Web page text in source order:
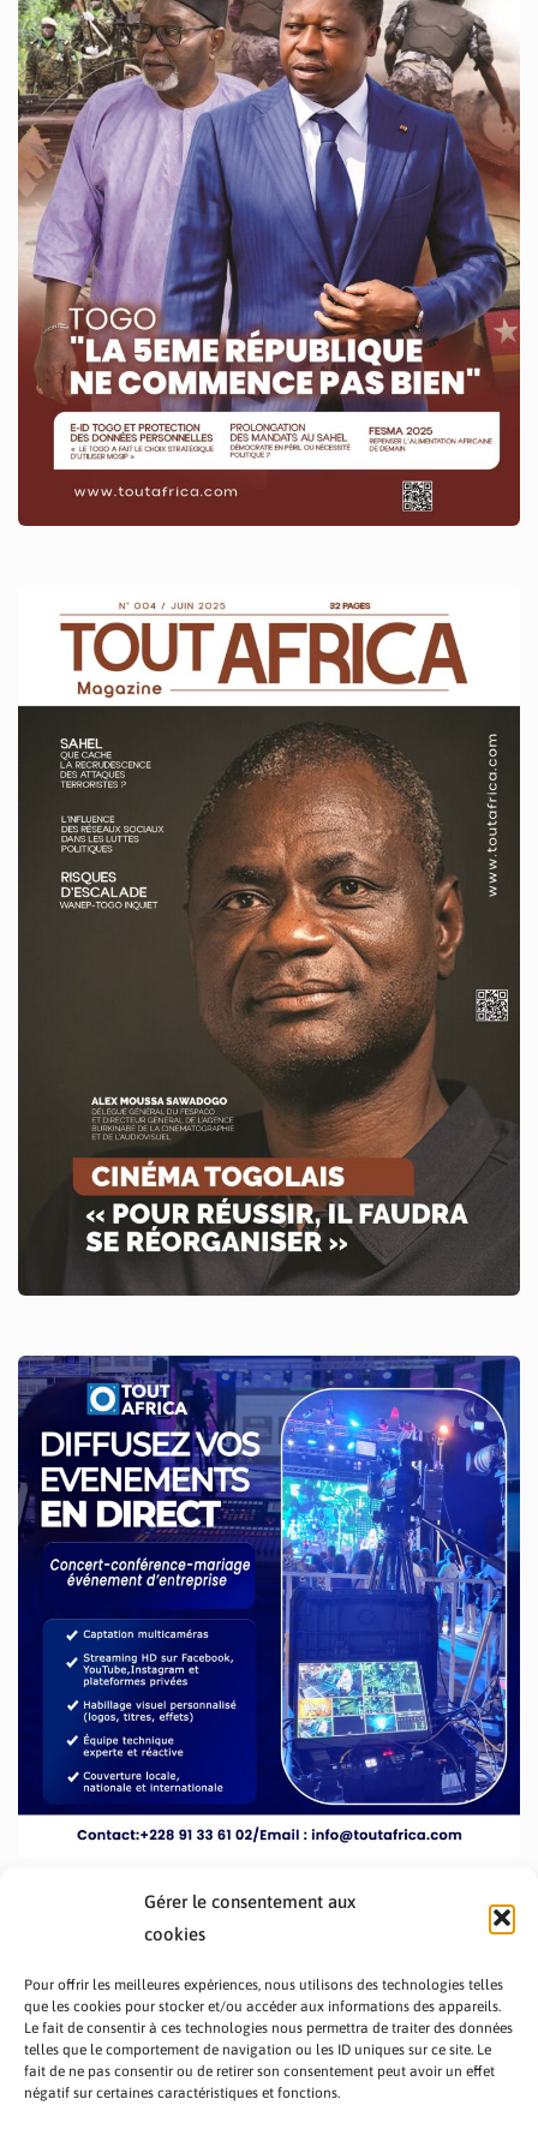
Gérer le consentement aux
cookies
Pour offrir les meilleures expériences, nous utilisons des technologies telles
que les cookies pour stocker et/ou accéder aux informations des appareils.
Le fait de consentir à ces technologies nous permettra de traiter des données
telles que le comportement de navigation ou les ID uniques sur ce site. Le
fait de ne pas consentir ou de retirer son consentement peut avoir un effet
négatif sur certaines caractéristiques et fonctions.
PRÉSENTATION TOUTAFRICA
A PROPOS